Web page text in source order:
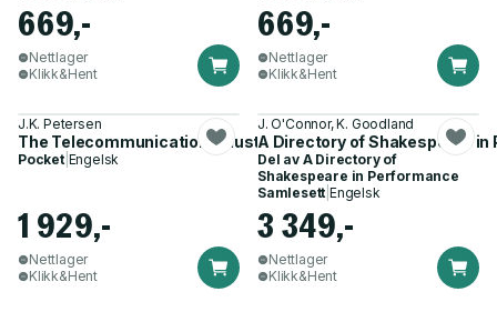
669,-
Nettlager
Klikk&Hent
669,-
Nettlager
Klikk&Hent
J.K. Petersen
The Telecommunications Illustrated Dictionary
Pocket| Engelsk
1 929,-
Nettlager
Klikk&Hent
J. O'Connor, K. Goodland
A Directory of Shakespeare in
Del av A Directory of
Shakespeare in Performance
Samlesett |Engelsk
3 349,-
Nettlager
Klikk&Hent